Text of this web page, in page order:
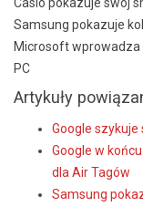
Samsung pokazuje
Microsoft
PC
Artykuły
Google szykuje
Google w
dla Air Tagów
Samsung